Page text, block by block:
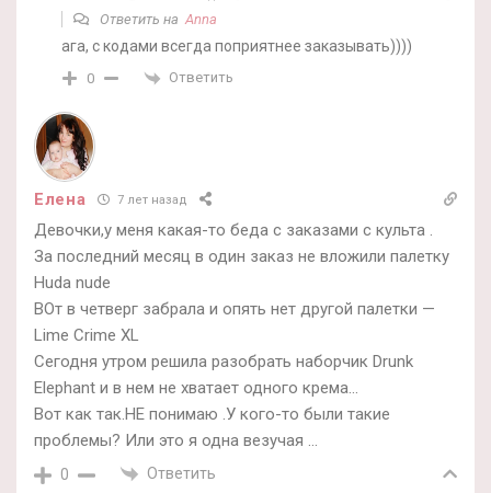
Ответить наAnna
ага, с кодами всегда поприятнее заказывать))))
0 Ответить
Елена 7 лет назад
Девочки,у меня какая-то беда с заказами с культа .
За последний месяц в один заказ не вложили палетку
Huda nude
ВОт в четверг забрала и опять нет другой палетки —
Lime Crime XL
Сегодня утром решила разобрать наборчик Drunk
Elephant и в нем не хватает одного крема…
Вот как так.НЕ понимаю .У кого-то были такие
проблемы? Или это я одна везучая …
0 Ответить